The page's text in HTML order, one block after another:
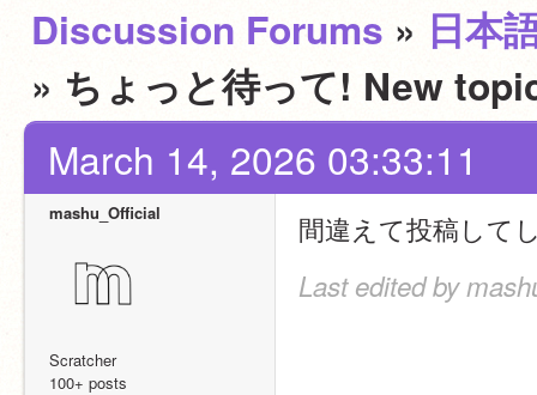
Discussion Forums » 日本
» ちょっと待って! New
March 14, 2026 03:33:11
mashu_Official
Scratcher
100+ posts
間違えて投稿して
Last edited by